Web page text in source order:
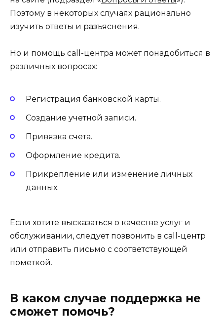
Поэтому в некоторых случаях рационально
изучить ответы и разъяснения.
Но и помощь call-центра может понадобиться в
различных вопросах:
Регистрация банковской карты.
Создание учетной записи.
Привязка счета.
Оформление кредита.
Прикрепление или изменение личных
данных.
Если хотите высказаться о качестве услуг и
обслуживании, следует позвонить в call-центр
или отправить письмо с соответствующей
пометкой.
В каком случае поддержка не
сможет помочь?